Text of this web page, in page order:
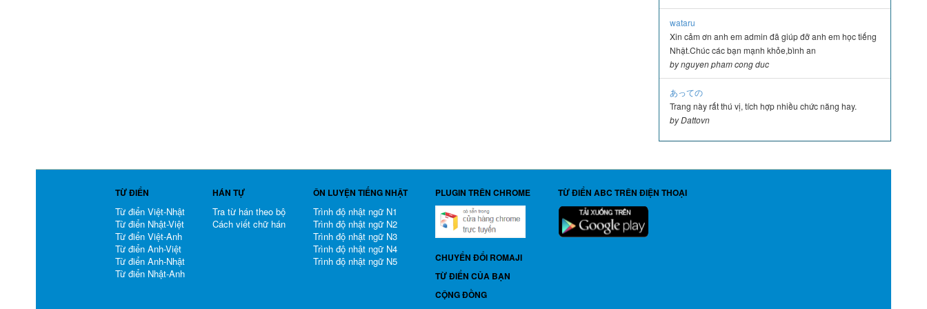
wataru
Xin cảm ơn anh em admin đã giúp đỡ anh em học tiếng
Nhật.Chúc các bạn mạnh khỏe,bình an
by nguyen pham cong duc
あっての
Trang này rất thú vị, tích hợp nhiều chức năng hay.
by Dattovn
TỪ ĐIỂN
Từ điển Việt-Nhật
Từ điển Nhật-Việt
Từ điển Việt-Anh
Từ điển Anh-Việt
Từ điển Anh-Nhật
Từ điển Nhật-Anh
HÁN TỰ
Tra từ hán theo bộ
Cách viết chữ hán
ÔN LUYỆN TIẾNG NHẬT
Trình độ nhật ngữ N1
Trình độ nhật ngữ N2
Trình độ nhật ngữ N3
Trình độ nhật ngữ N4
Trình độ nhật ngữ N5
PLUGIN TRÊN CHROME TỪ ĐIỂN ABC TRÊN ĐIỆN THOẠI
CHUYỂN ĐỔI ROMAJI
TỪ ĐIỂN CỦA BẠN
CỘNG ĐỒNG